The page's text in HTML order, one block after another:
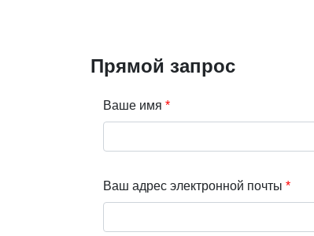
Прямой запрос
Ваше имя
Ваш адрес электронной почты